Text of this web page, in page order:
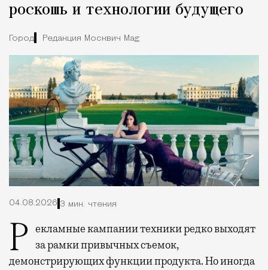
роскошь и технологии будущего
Город Редакция Москвич Mag
04.08.2026 3 мин. чтения
Рекламные кампании техники редко выходят
за рамки привычных съемок,
демонстрирующих функции продукта. Но иногда